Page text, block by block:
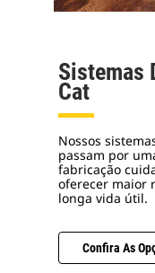
Sistemas
Cat
Nossos
passam por
fabricação
oferecer maior
longa vida útil.
Confira As